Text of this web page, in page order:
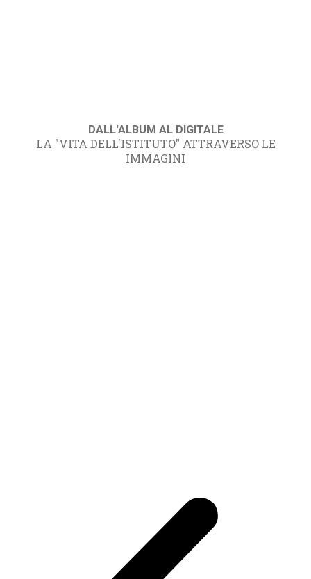
DALL'ALBUM AL DIGITALE
LA "VITA DELL'ISTITUTO" ATTRAVERSO LE
IMMAGINI